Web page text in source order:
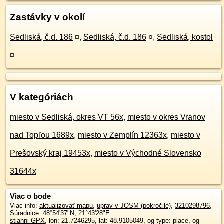
Zastávky v okolí
Sedliská, č.d. 186 ¤, Sedliská, č.d. 186 ¤, Sedliská, kostol
¤
V kategóriách
miesto v Sedliská, okres VT 56x, miesto v okres Vranov
nad Topľou 1689x, miesto v Zemplín 12363x, miesto v
Prešovský kraj 19453x, miesto v Východné Slovensko
31644x
Viac o bode
Viac info: aktualizovať mapu, uprav v JOSM (pokročilé), 3210298796,
Súradnice: 48°54'37"N, 21°43'28"E
stiahni GPX, lon: 21.7246295, lat: 48.9105049, og type: place, og